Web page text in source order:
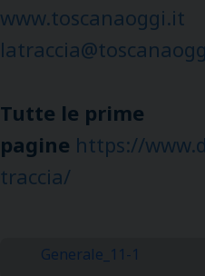
www.toscanaoggi.it
Tutte le prime
pagine https://
traccia/
Generale_11-1